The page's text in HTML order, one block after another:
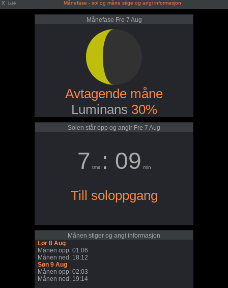
X Lukk Månefase - sol og måne stige og angi informasjon
Månefase Fre 7 Aug
Avtagende måne
Luminans 30%
Solen står opp og angir Fre 7 Aug
7 tms : 09 min
Till soloppgang
Månen stiger og angi informasjon
Lør 8 Aug
Månen opp: 01:06
Månen ned: 18:12
Søn 9 Aug
Månen opp: 02:03
Månen ned: 19:14